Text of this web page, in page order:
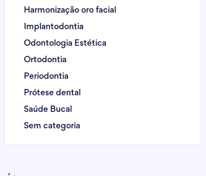
Harmonização oro facial
Implantodontia
Odontologia Estética
Ortodontia
Periodontia
Prótese dental
Saúde Bucal
Sem categoria